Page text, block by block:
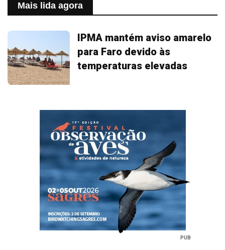
Mais lida agora
IPMA mantém aviso amarelo
para Faro devido às
temperaturas elevadas
PUB